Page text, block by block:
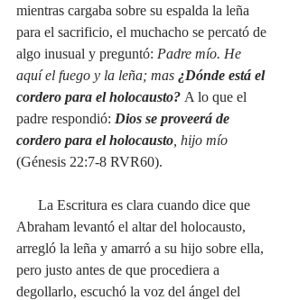
mientras cargaba sobre su espalda la leña
para el sacrificio, el muchacho se percató de
algo inusual y preguntó: Padre mío. He
aquí el fuego y la leña; mas ¿Dónde está el
cordero para el holocausto? A lo que el
padre respondió: Dios se proveerá de
cordero para el holocausto , hijo mío
(Génesis 22:7-8 RVR60).
La Escritura es clara cuando dice que
Abraham levantó el altar del holocausto,
arregló la leña y amarró a su hijo sobre ella,
pero justo antes de que procediera a
degollarlo, escuchó la voz del ángel del